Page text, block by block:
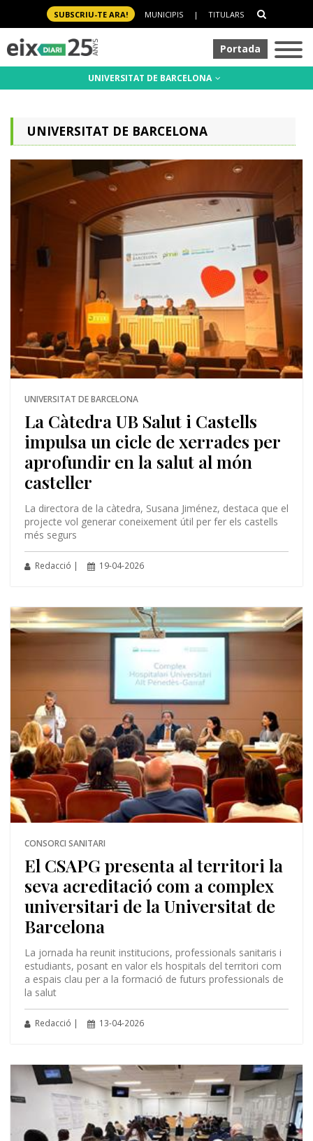
SUBSCRIU-TE ARA! MUNICIPIS | TITULARS
Portada
UNIVERSITAT DE BARCELONA
UNIVERSITAT DE BARCELONA
UNIVERSITAT DE BARCELONA
La Càtedra UB Salut i Castells
impulsa un cicle de xerrades per
aprofundir en la salut al món
casteller
La directora de la càtedra, Susana Jiménez, destaca que el
projecte vol generar coneixement útil per fer els castells
més segurs
Redacció | 19-04-2026
CONSORCI SANITARI
El CSAPG presenta al territori la
seva acreditació com a complex
universitari de la Universitat de
Barcelona
La jornada ha reunit institucions, professionals sanitaris i
estudiants, posant en valor els hospitals del territori com
a espais clau per a la formació de futurs professionals de
la salut
Redacció | 13-04-2026